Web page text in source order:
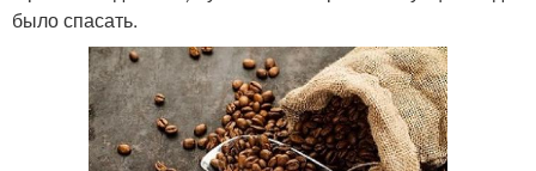
было спасать.